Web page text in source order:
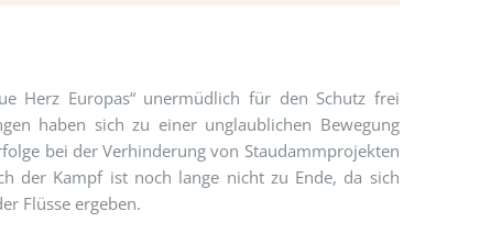
Herz Europas“ unermüdlich für den Schutz frei
haben sich zu einer unglaublichen Bewegung
bei der Verhinderung von Staudammprojekten
der Kampf ist noch lange nicht zu Ende, da sich
Flüsse ergeben.